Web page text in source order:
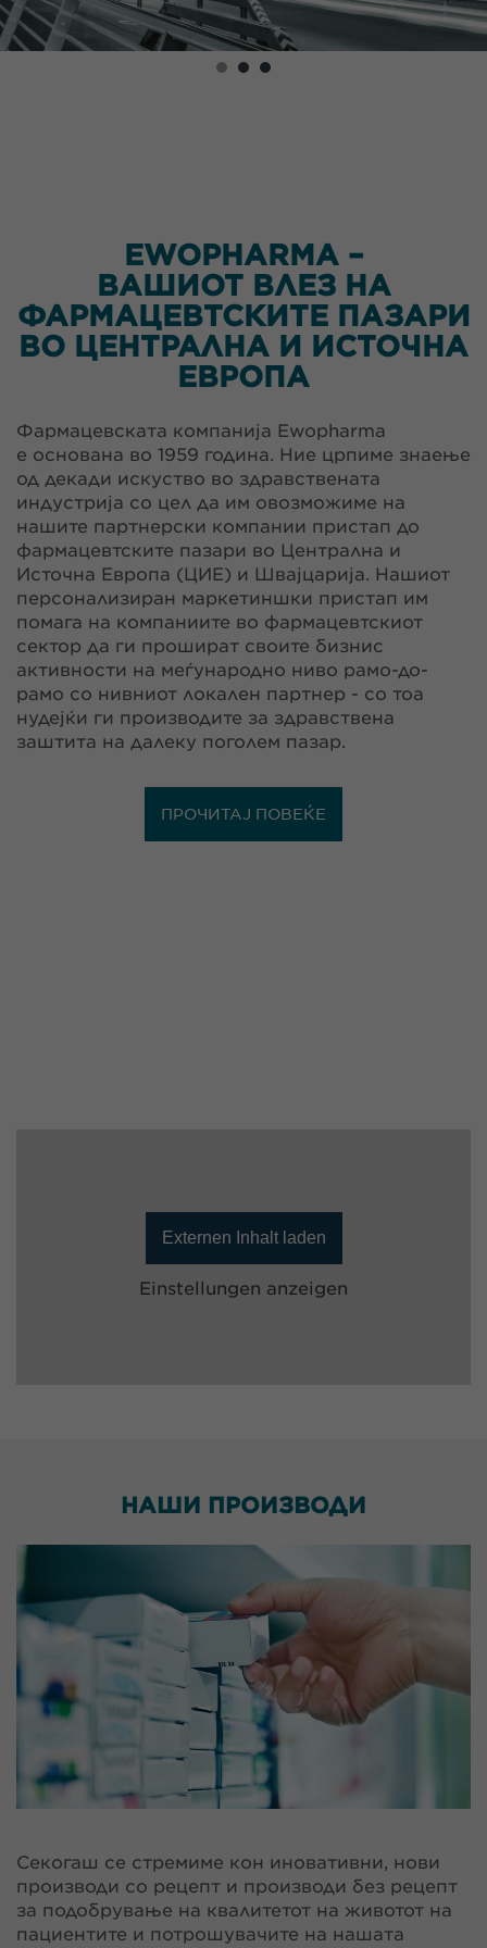
EWOPHARMA –
ВАШИОТ ВЛЕЗ НА
ФАРМАЦЕВТСКИТЕ ПАЗАРИ
ВО ЦЕНТРАЛНА И ИСТОЧНА
ЕВРОПА
Фармацевската компанија Ewopharma
е основана во 1959 година. Ние црпиме знаење
од декади искуство во здравствената
индустрија со цел да им овозможиме на
нашите партнерски компании пристап до
фармацевтските пазари во Централна и
Источна Европа (ЦИЕ) и Швајцарија. Нашиот
персонализиран маркетиншки пристап им
помага на компаниите во фармацевтскиот
сектор да ги прошират своите бизнис
активности на меѓународно ниво рамо-до-
рамо со нивниот локален партнер - со тоа
нудејќи ги производите за здравствена
заштита на далеку поголем пазар.
ПРОЧИТАЈ ПОВЕЌЕ
Externen Inhalt laden
Einstellungen anzeigen
НАШИ ПРОИЗВОДИ
Секогаш се стремиме кон иновативни, нови
производи со рецепт и производи без рецепт
за подобрување на квалитетот на животот на
пациентите и потрошувачите на нашата